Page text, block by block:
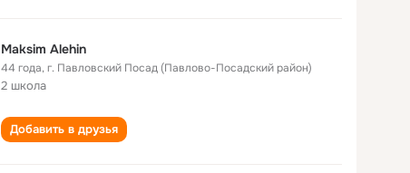
Maksim Alehin
44 года,г. Павловский Посад (Павлово-Посадский район)
2 школа
Добавить в друзья